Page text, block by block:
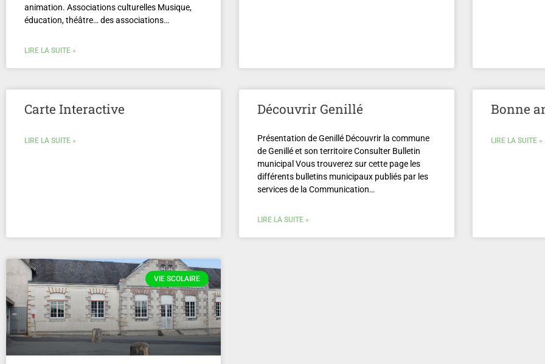
animation. Associations culturelles Musique,
éducation, théâtre… des associations…
LIRE LA SUITE »
Carte Interactive
LIRE LA SUITE »
Découvrir Genillé
Présentation de Genillé Découvrir la commune
de Genillé et son territoire Consulter Bulletin
municipal Vous trouverez sur cette page les
différents bulletins municipaux publiés par les
services de la Communication…
LIRE LA SUITE »
Bonne
LIRE LA SUITE »
VIE SCOLAIRE